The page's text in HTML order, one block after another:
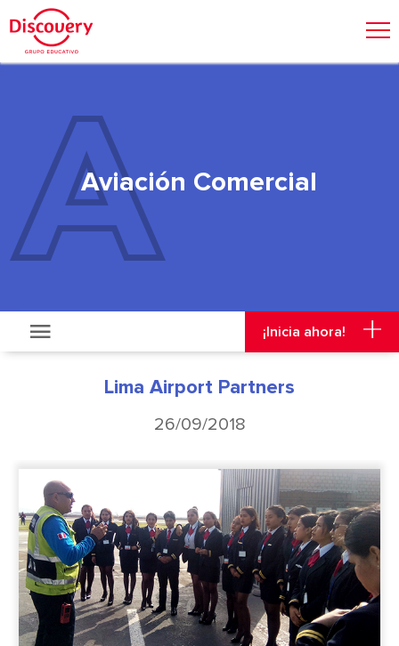
Aviación Comercial
¡Inicia ahora!
Lima Airport Partners
26/09/2018